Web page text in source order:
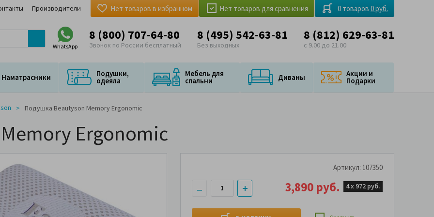
Производители Нет товаров для сравнения
Нет товаров в избранном 0 товаров 0 руб.
WhatsApp
8 (800) 707-64-80
Звонок по России бесплатный
8 (495) 542-63-81
Без выходных
8 (812) 629-63-81
с 9.00 до 21.00
Наматрасники Подушки,
одеяла
Мебель для
спальни Диваны Акции и
Подарки
Подушка Beautyson Memory Ergonomiс
Ergonomiс
Артикул: 107350
3,890 руб. 4 х 972 руб.